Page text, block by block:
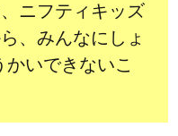
ニフティキッズ
、みんなにしょ
いできないこ